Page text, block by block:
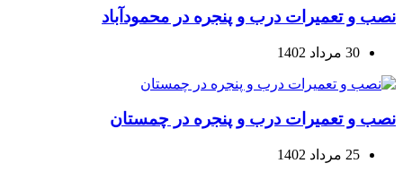
نصب و تعمیرات درب و پنجره در محمودآباد
30 مرداد 1402
نصب و تعمیرات درب و پنجره در چمستان
25 مرداد 1402